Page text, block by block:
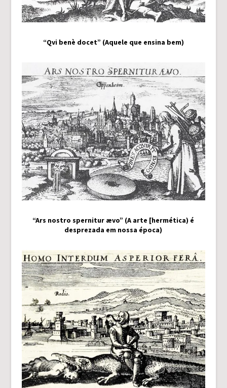
“Qvi benè docet” (Aquele que ensina bem)
“Ars nostro spernitur ævo” (A arte [hermética) é
desprezada em nossa época)